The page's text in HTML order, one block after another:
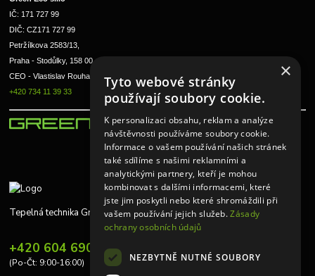
IČ: 171 727 99
DIČ: CZ171 727 99
Petržílkova 2583/13,
Praha - Stodůlky, 158 00
CEO - Vlastislav Rouha ml.
+420 734 11 39 33
Tepelná technika Greeneco
+420 604 690 848
(Po-Čt: 9:00-16:00)
×
Tyto webové stránky
používají soubory cookie.
K personalizaci obsahu, reklam a analýze
návštěvnosti používáme soubory cookie.
Informace o vašem používání našich stránek
také sdílíme s našimi reklamními a
analytickými partnery, kteří je mohou
kombinovat s dalšími informacemi, které
jste jim poskytli nebo které shromáždili při
vašem používání jejich služeb.Zásady
ochrany osobních údajů
NEZBYTNĚ NUTNÉ SOUBORY